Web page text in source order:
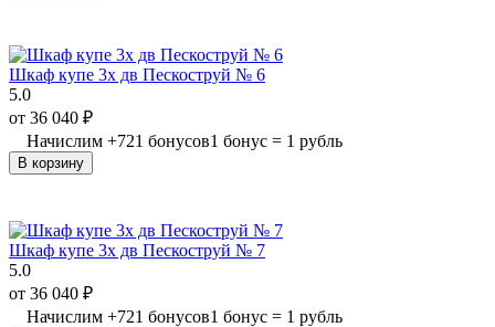
Шкаф купе 3х дв Пескоструй № 6
5.0
от 36 040 ₽
Начислим +721 бонусов1 бонус = 1 рубль
В корзину
Шкаф купе 3х дв Пескоструй № 7
5.0
от 36 040 ₽
Начислим +721 бонусов1 бонус = 1 рубль